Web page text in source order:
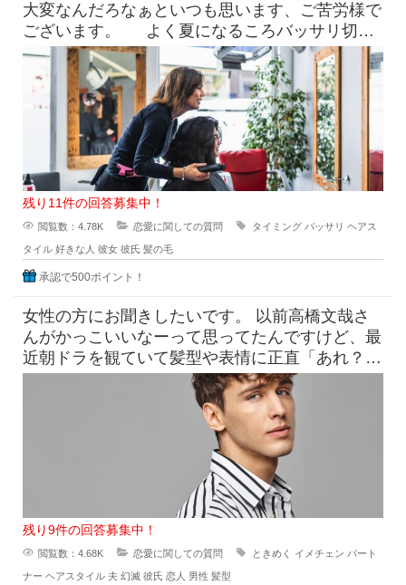
大変なんだろなぁといつも思います、ご苦労様で
ございます。 よく夏になるころバッサリ切っ
たらどうなのよって言っ
残り11件の回答募集中！
閲覧数：4.78K 恋愛に関しての質問 タイミング バッサリ ヘアス
タイル 好きな人 彼女 彼氏 髪の毛
承認で500ポイント！
女性の方にお聞きしたいです。 以前高橋文哉さ
んがかっこいいなーって思ってたんですけど、最
近朝ドラを観ていて髪型や表情に正直「あれ？こ
んなんだっけ？」みたいにな
残り9件の回答募集中！
閲覧数：4.68K 恋愛に関しての質問 ときめく イメチェン パート
ナー ヘアスタイル 夫 幻滅 彼氏 恋人 男性 髪型